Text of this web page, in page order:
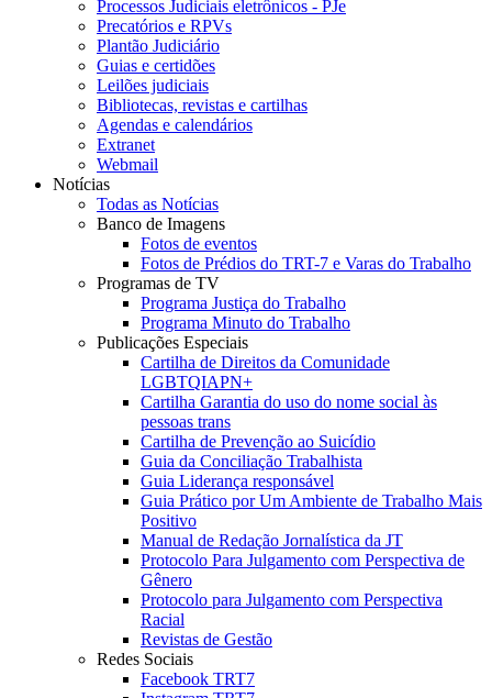
Processos Judiciais eletrônicos - PJe
Precatórios e RPVs
Plantão Judiciário
Guias e certidões
Leilões judiciais
Bibliotecas, revistas e cartilhas
Agendas e calendários
Extranet
Webmail
Notícias
Todas as Notícias
Banco de Imagens
Fotos de eventos
Fotos de Prédios do TRT-7 e Varas do Trabalho
Programas de TV
Programa Justiça do Trabalho
Programa Minuto do Trabalho
Publicações Especiais
Cartilha de Direitos da Comunidade
LGBTQIAPN+
Cartilha Garantia do uso do nome social às
pessoas trans
Cartilha de Prevenção ao Suicídio
Guia da Conciliação Trabalhista
Guia Liderança responsável
Guia Prático por Um Ambiente de Trabalho Mais
Positivo
Manual de Redação Jornalística da JT
Protocolo Para Julgamento com Perspectiva de
Gênero
Protocolo para Julgamento com Perspectiva
Racial
Revistas de Gestão
Redes Sociais
Facebook TRT7